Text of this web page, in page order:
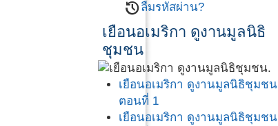
restoreลืมรหัสผ่าน?
เยือนอเมริกา ดูงานมูลนิธิ
ชุมชน
เยือนอเมริกา ดูงานมูลนิธิชุมชน
ตอนที่ 1
เยือนอเมริกา ดูงานมูลนิธิชุมชน